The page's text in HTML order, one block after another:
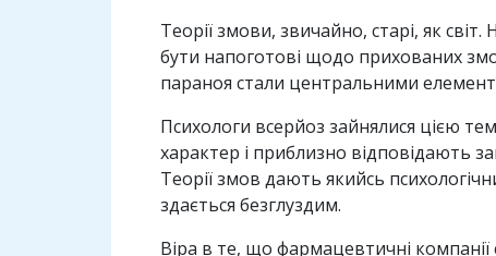
Теорії змови, звичайно, старі, як
бути напоготові щодо прихованих
параноя стали центральними
Психологи всерйоз зайнялися цією
характер і приблизно відповідають
Теорії змов дають якийсь
здається безглуздим.
Віра в те, що фармацевтичні